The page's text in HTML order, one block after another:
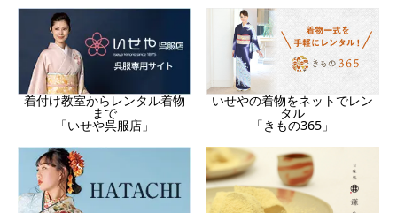
着付け教室からレンタル着物
まで
「いせや呉服店」
いせやの着物をネットでレン
タル
「きもの365」